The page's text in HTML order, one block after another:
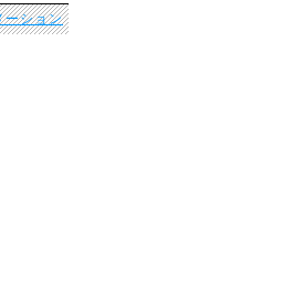
ーション